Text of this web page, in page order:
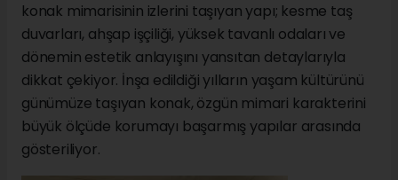
konak mimarisinin izlerini taşıyan yapı; kesme taş
duvarları, ahşap işçiliği, yüksek tavanlı odaları ve
dönemin estetik anlayışını yansıtan detaylarıyla
dikkat çekiyor. İnşa edildiği yılların yaşam kültürünü
günümüze taşıyan konak, özgün mimari karakterini
büyük ölçüde korumayı başarmış yapılar arasında
gösteriliyor.